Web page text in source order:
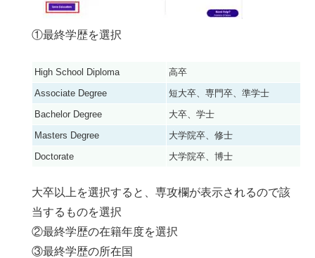
①最終学歴を選択
High School Diploma
高卒
Associate Degree
短大卒、専門卒、準学士
Bachelor Degree
大卒、学士
Masters Degree
大学院卒、修士
Doctorate
大学院卒、博士
大卒以上を選択すると、専攻欄が表示されるので該
当するものを選択
②最終学歴の在籍年度を選択
③最終学歴の所在国